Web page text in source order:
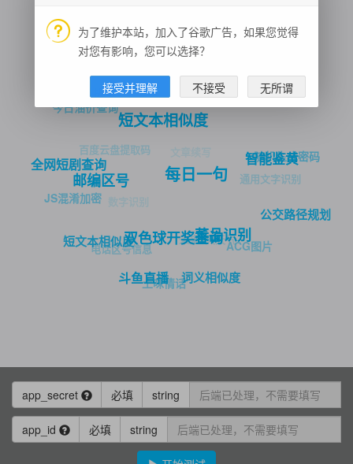
短文本相似度
斗鱼直播
双色球开奖查询
邮编区号
全网短剧查询
JS混淆加密
电话区号信息
土味情话词义相似度
菜品识别
每日一句
短文本相似度
每日热量
今日油价查询
百度云盘提取码
数字识别
未来3天天气ACG图片
公交路径规划
智能鉴黄
图片转base64
情感分析
彩票开奖结果查询
地址转坐标
通用文字识别
随机生成密码
历史上的今天
体脂率
app_secret 必填 string
app_id 必填 string
为了维护本站，加入了谷歌广告，如果您觉得
对您有影响，您可以选择？
接受并理解 不接受 无所谓